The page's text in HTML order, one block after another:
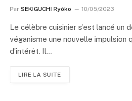
Par SEKIGUCHI Ryôko 10/05/2023
Le célèbre cuisinier s’est lancé un
véganisme une nouvelle impulsion
d’intérêt. Il…
LIRE LA SUITE